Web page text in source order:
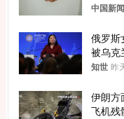
中国新
俄罗斯
被乌克
知世 昨
伊朗方
飞机残